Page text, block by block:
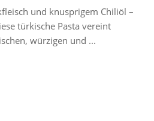
und knusprigem Chiliöl –
türkische Pasta vereint
würzigen und ...